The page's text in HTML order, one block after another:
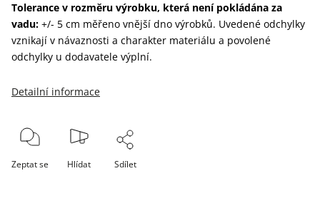
Tolerance v rozměru výrobku, která není pokládána za
vadu: +/- 5 cm měřeno vnější dno výrobků. Uvedené odchylky
vznikají v návaznosti a charakter materiálu a povolené
odchylky u dodavatele výplní.
Detailní informace
Zeptat se Hlídat Sdílet